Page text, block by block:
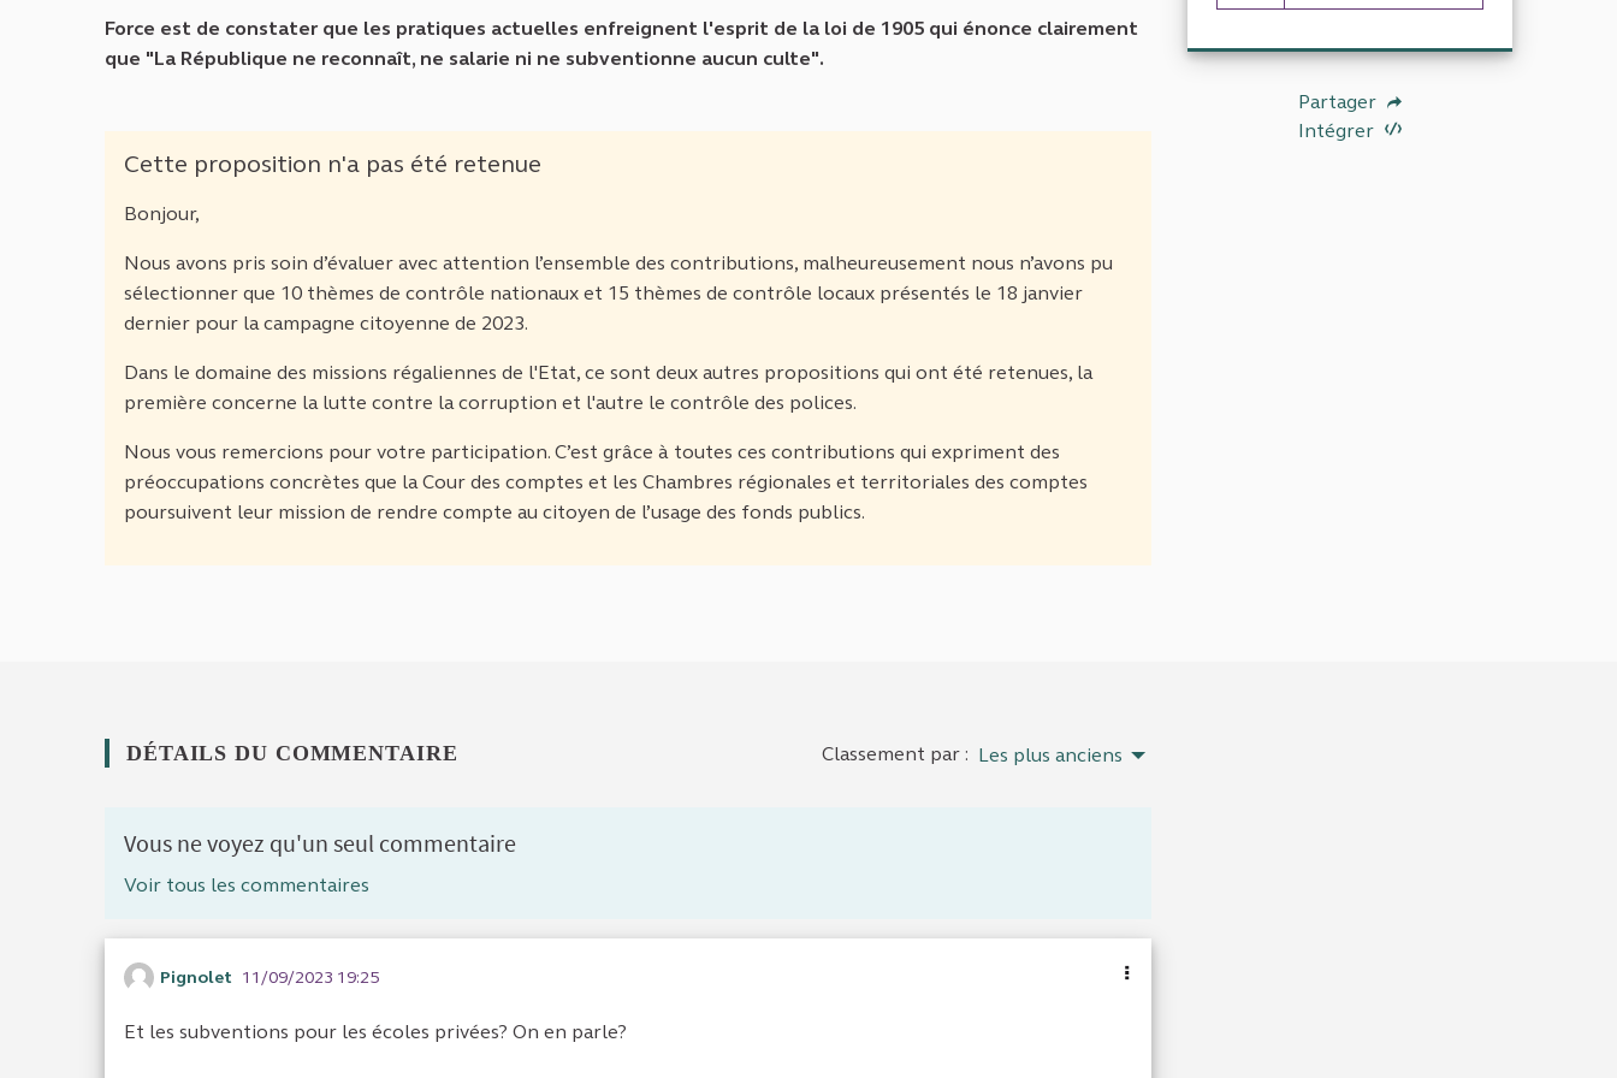
Force est de constater que les pratiques actuelles enfreignent l'esprit de la loi de 1905 qui énonce clairement
que "La République ne reconnaît, ne salarie ni ne subventionne aucun culte".
Cette proposition n'a pas été retenue
Bonjour,
Nous avons pris soin d’évaluer avec attention l’ensemble des contributions, malheureusement nous n’avons pu
sélectionner que 10 thèmes de contrôle nationaux et 15 thèmes de contrôle locaux présentés le 18 janvier
dernier pour la campagne citoyenne de 2023.
Dans le domaine des missions régaliennes de l'Etat, ce sont deux autres propositions qui ont été retenues, la
première concerne la lutte contre la corruption et l'autre le contrôle des polices.
Nous vous remercions pour votre participation. C’est grâce à toutes ces contributions qui expriment des
préoccupations concrètes que la Cour des comptes et les Chambres régionales et territoriales des comptes
poursuivent leur mission de rendre compte au citoyen de l’usage des fonds publics.
22 abonnés
Partager
Intégrer
DÉTAILS DU COMMENTAIRE Classement par : Les plus anciens
Vous ne voyez qu'un seul commentaire
Voir tous les commentaires
Pignolet 11/09/2023 19:25
Et les subventions pour les écoles privées? On en parle?